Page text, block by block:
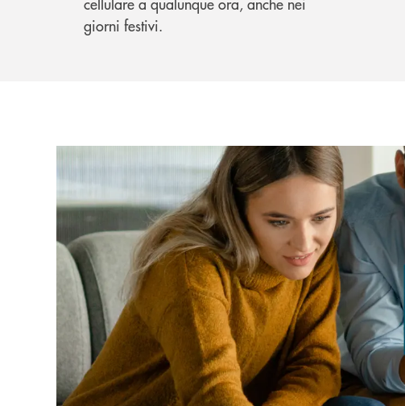
giorni festivi.